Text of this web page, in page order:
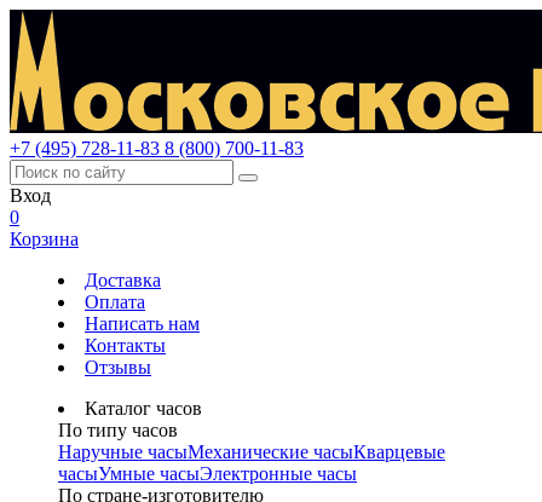
+7 (495) 728-11-83 8 (800) 700-11-83
Вход
0
Корзина
Доставка
Оплата
Написать нам
Контакты
Отзывы
Каталог часов
По типу часов
Наручные часыМеханические часыКварцевые
часыУмные часыЭлектронные часы
По стране-изготовителю